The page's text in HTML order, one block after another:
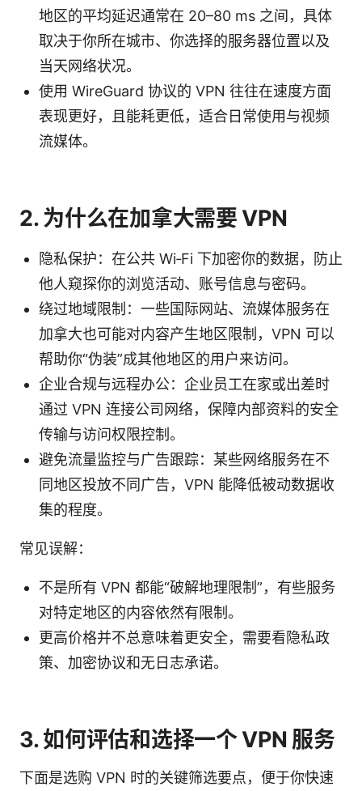
地区的平均延迟通常在 20–80 ms 之间，具体
取决于你所在城市、你选择的服务器位置以及
当天网络状况。
使用 WireGuard 协议的 VPN 往往在速度方面
表现更好，且能耗更低，适合日常使用与视频
流媒体。
2. 为什么在加拿大需要 VPN
隐私保护：在公共 Wi‑Fi 下加密你的数据，防止
他人窥探你的浏览活动、账号信息与密码。
绕过地域限制：一些国际网站、流媒体服务在
加拿大也可能对内容产生地区限制，VPN 可以
帮助你“伪装”成其他地区的用户来访问。
企业合规与远程办公：企业员工在家或出差时
通过 VPN 连接公司网络，保障内部资料的安全
传输与访问权限控制。
避免流量监控与广告跟踪：某些网络服务在不
同地区投放不同广告，VPN 能降低被动数据收
集的程度。
常见误解：
不是所有 VPN 都能“破解地理限制”，有些服务
对特定地区的内容依然有限制。
更高价格并不总意味着更安全，需要看隐私政
策、加密协议和无日志承诺。
3. 如何评估和选择一个 VPN 服务
下面是选购 VPN 时的关键筛选要点，便于你快速